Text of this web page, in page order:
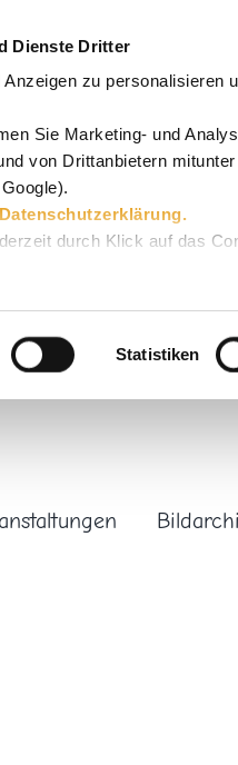
Dienste Dritter
zu personalisieren
Sie Marketing- und
von Drittanbietern
Datenschutzerklärung.
durch Klick auf das
Statistiken